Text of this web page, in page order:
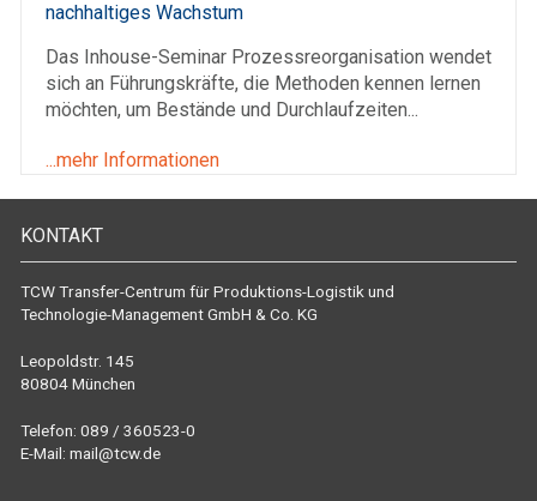
nachhaltiges Wachstum
Das Inhouse-Seminar Prozessreorganisation wendet
sich an Führungskräfte, die Methoden kennen lernen
möchten, um Bestände und Durchlaufzeiten...
...mehr Informationen
KONTAKT
TCW Transfer-Centrum für Produktions-Logistik und
Technologie-Management GmbH & Co. KG
Leopoldstr. 145
80804 München
Telefon: 089 / 360523-0
E-Mail: mail@tcw.de